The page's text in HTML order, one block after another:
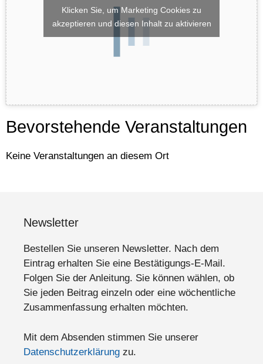
Klicken Sie, um Marketing Cookies zu
akzeptieren und diesen Inhalt zu aktivieren
Bevorstehende Veranstaltungen
Keine Veranstaltungen an diesem Ort
Newsletter
Bestellen Sie unseren Newsletter. Nach dem
Eintrag erhalten Sie eine Bestätigungs-E-Mail.
Folgen Sie der Anleitung. Sie können wählen, ob
Sie jeden Beitrag einzeln oder eine wöchentliche
Zusammenfassung erhalten möchten.
Mit dem Absenden stimmen Sie unserer
Datenschutzerklärung zu.